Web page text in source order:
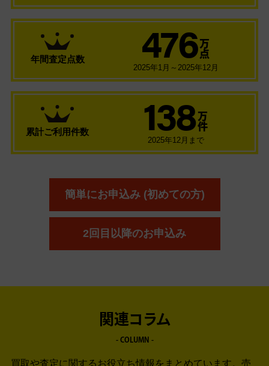
年間査定点数 476 万
点
2025年1月～2025年12月
累計ご利用件数 138 万
件
2025年12月まで
簡単にお申込み (初めての方)
2回目以降のお申込み
関連コラム
- COLUMN -
買取や査定に関するお役立ち情報をまとめています。 売